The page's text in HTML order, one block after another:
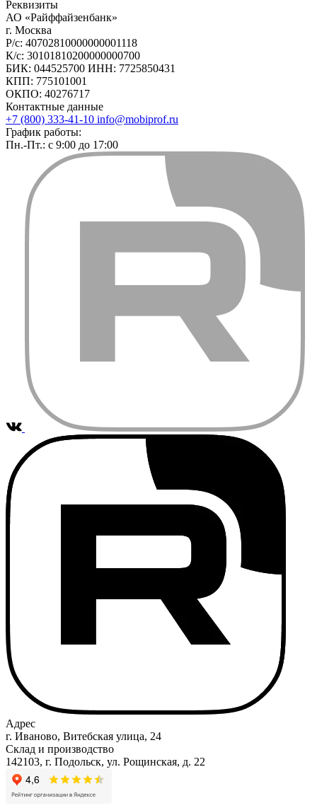
Реквизиты
АО «Райффайзенбанк»
г. Москва
Р/с: 40702810000000001118
К/с: 30101810200000000700
БИК: 044525700 ИНН: 7725850431
КПП: 775101001
ОКПО: 40276717
Контактные данные
+7 (800) 333-41-10 info@mobiprof.ru
График работы:
Пн.-Пт.: с 9:00 до 17:00
Адрес
г. Иваново, Витебская улица, 24
Склад и производство
142103, г. Подольск, ул. Рощинская, д. 22